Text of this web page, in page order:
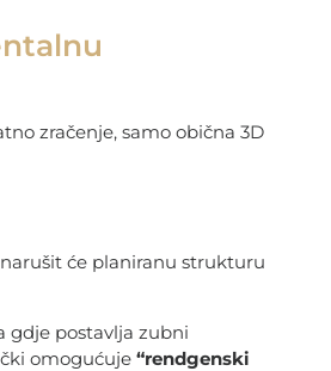
zračenje, samo obična 3D
će planiranu strukturu
gdje postavlja zubni
omogućuje “rendgenski